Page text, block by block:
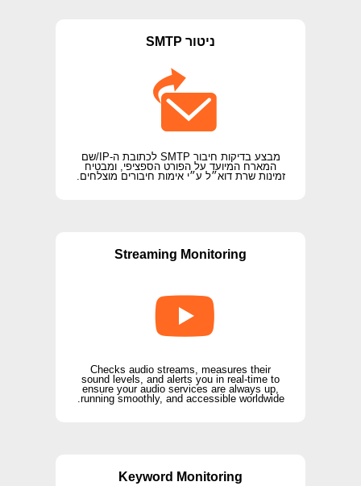
ניטור SMTP
מבצע בדיקות חיבור SMTP לכתובת ה-IP/שם
המארח המיועד על הפורט הספציפי, ומבטיח
זמינות שרת דוא״ל ע״י אימות חיבורים מוצלחים.
Streaming Monitoring
Checks audio streams, measures their
sound levels, and alerts you in real-time to
ensure your audio services are always up,
running smoothly, and accessible worldwide.
Keyword Monitoring